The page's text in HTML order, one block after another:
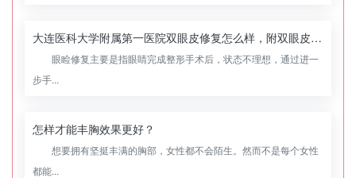
大连医科大学附属第一医院双眼皮修复怎么样，附双眼皮修复案例
眼睑修复主要是指眼睛完成整形手术后，状态不理想，通过进一
步手...
怎样才能丰胸效果更好？
想要拥有坚挺丰满的胸部，女性都不会陌生。然而不是每个女性
都能...